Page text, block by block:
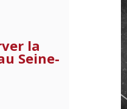
la
Seine-